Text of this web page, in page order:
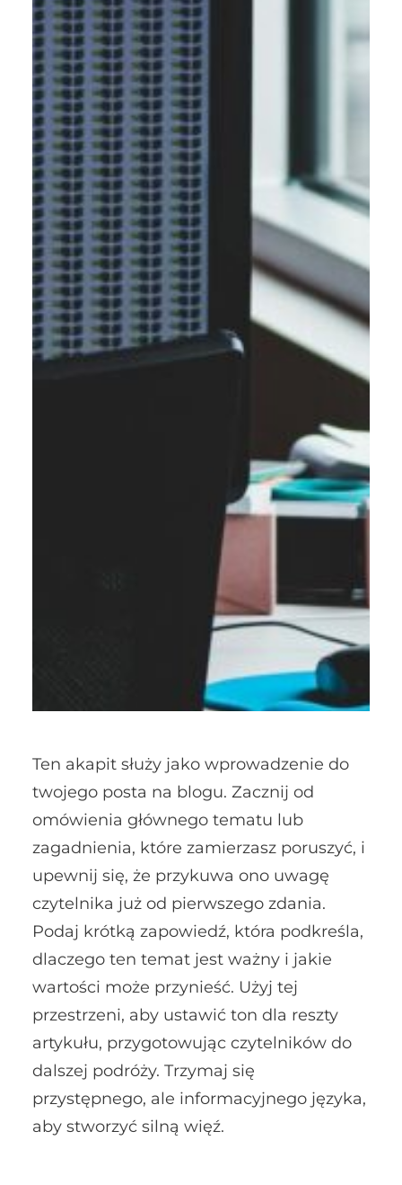
Ten akapit służy jako wprowadzenie do
twojego posta na blogu. Zacznij od
omówienia głównego tematu lub
zagadnienia, które zamierzasz poruszyć, i
upewnij się, że przykuwa ono uwagę
czytelnika już od pierwszego zdania.
Podaj krótką zapowiedź, która podkreśla,
dlaczego ten temat jest ważny i jakie
wartości może przynieść. Użyj tej
przestrzeni, aby ustawić ton dla reszty
artykułu, przygotowując czytelników do
dalszej podróży. Trzymaj się
przystępnego, ale informacyjnego języka,
aby stworzyć silną więź.